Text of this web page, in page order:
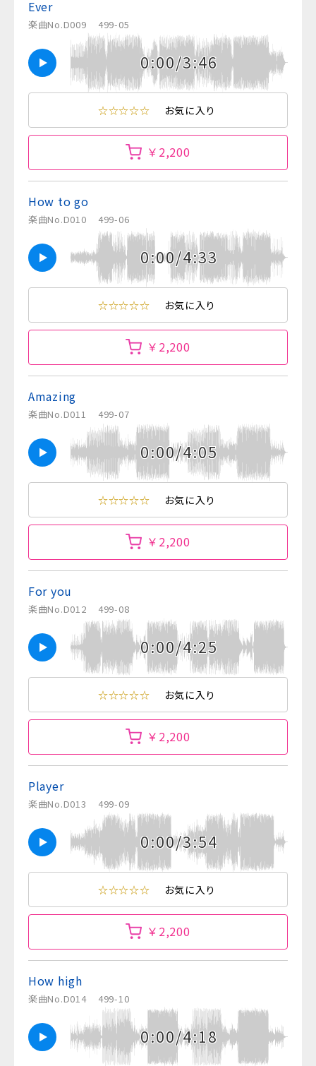
Ever
楽曲No.D009 499-05
0:00/3:46
☆☆☆☆☆ お気に入り
￥2,200
How to go
楽曲No.D010 499-06
0:00/4:33
☆☆☆☆☆ お気に入り
￥2,200
Amazing
楽曲No.D011 499-07
0:00/4:05
☆☆☆☆☆ お気に入り
￥2,200
For you
楽曲No.D012 499-08
0:00/4:25
☆☆☆☆☆ お気に入り
￥2,200
Player
楽曲No.D013 499-09
0:00/3:54
☆☆☆☆☆ お気に入り
￥2,200
How high
楽曲No.D014 499-10
0:00/4:18